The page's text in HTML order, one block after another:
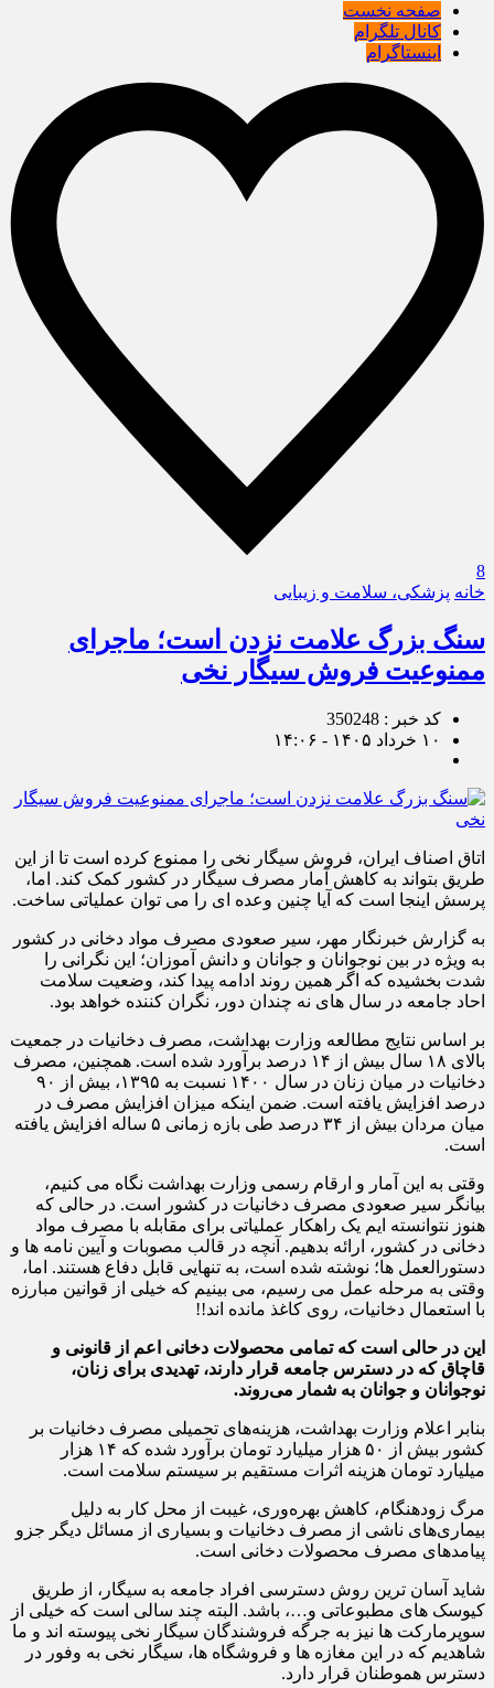
صفحه نخست
کانال تلگرام
اینستاگرام
8
خانه پزشکی، سلامت و زیبایی
سنگ بزرگ علامت نزدن است؛ ماجرای
ممنوعیت فروش سیگار نخی
کد خبر : 350248
۱۰ خرداد ۱۴۰۵ - ۱۴:۰۶
اتاق اصناف ایران، فروش سیگار نخی را ممنوع کرده است تا از این
طریق بتواند به کاهش آمار مصرف سیگار در کشور کمک کند. اما،
پرسش اینجا است که آیا چنین وعده ای را می توان عملیاتی ساخت.
به گزارش خبرنگار مهر، سیر صعودی مصرف مواد دخانی در کشور
به ویژه در بین نوجوانان و جوانان و دانش آموزان؛ این نگرانی را
شدت بخشیده که اگر همین روند ادامه پیدا کند، وضعیت سلامت
احاد جامعه در سال های نه چندان دور، نگران کننده خواهد بود.
بر اساس نتایج مطالعه وزارت بهداشت، مصرف دخانیات در جمعیت
بالای ۱۸ سال بیش از ۱۴ درصد برآورد شده است. همچنین، مصرف
دخانیات در میان زنان در سال ۱۴۰۰ نسبت به ۱۳۹۵، بیش از ۹۰
درصد افزایش یافته‌ است. ضمن اینکه میزان افزایش مصرف در
میان مردان بیش از ۳۴ درصد طی بازه زمانی ۵ ساله افزایش یافته
است.
وقتی به این آمار و ارقام رسمی وزارت بهداشت نگاه می کنیم،
بیانگر سیر صعودی مصرف دخانیات در کشور است. در حالی که
هنوز نتوانسته ایم یک راهکار عملیاتی برای مقابله با مصرف مواد
دخانی در کشور، ارائه بدهیم. آنچه در قالب مصوبات و آیین نامه ها و
دستورالعمل ها؛ نوشته شده است، به تنهایی قابل دفاع هستند. اما،
وقتی به مرحله عمل می رسیم، می بینیم که خیلی از قوانین مبارزه
با استعمال دخانیات، روی کاغذ مانده اند!!
این در حالی است که تمامی محصولات دخانی اعم از قانونی و
قاچاق که در دسترس جامعه قرار دارند، تهدیدی برای زنان،
نوجوانان و جوانان به شمار می‌روند.
بنابر اعلام وزارت بهداشت، هزینه‌های تحمیلی مصرف دخانیات بر
کشور بیش از ۵۰ هزار میلیارد تومان برآورد شده که ۱۴ هزار
میلیارد تومان هزینه اثرات مستقیم بر سیستم سلامت است.
مرگ زودهنگام، کاهش بهره‌وری، غیبت از محل کار به دلیل
بیماری‌های ناشی از مصرف دخانیات و بسیاری از مسائل دیگر جزو
پیامدهای مصرف محصولات دخانی است.
شاید آسان ترین روش دسترسی افراد جامعه به سیگار، از طریق
کیوسک های مطبوعاتی و…، باشد. البته چند سالی است که خیلی از
سوپرمارکت ها نیز به جرگه فروشندگان سیگار نخی پیوسته اند و ما
شاهدیم که در این مغازه ها و فروشگاه ها، سیگار نخی به وفور در
دسترس هموطنان قرار دارد.